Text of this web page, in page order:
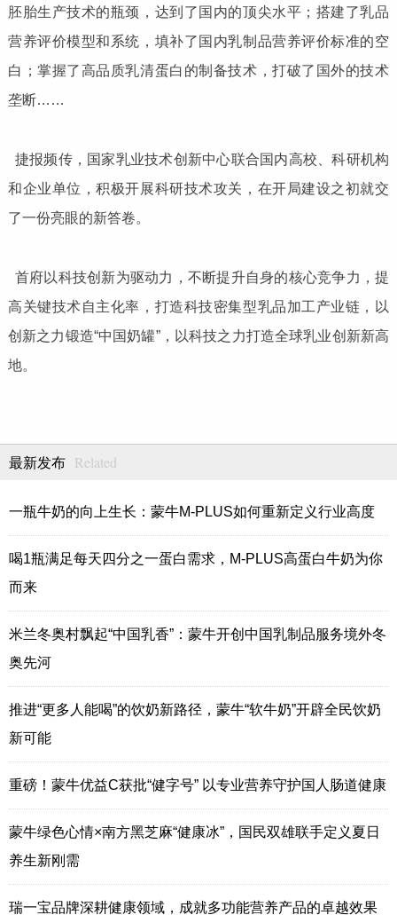
胚胎生产技术的瓶颈，达到了国内的顶尖水平；搭建了乳品
营养评价模型和系统，填补了国内乳制品营养评价标准的空
白；掌握了高品质乳清蛋白的制备技术，打破了国外的技术
垄断……
捷报频传，国家乳业技术创新中心联合国内高校、科研机构
和企业单位，积极开展科研技术攻关，在开局建设之初就交
了一份亮眼的新答卷。
首府以科技创新为驱动力，不断提升自身的核心竞争力，提
高关键技术自主化率，打造科技密集型乳品加工产业链，以
创新之力锻造“中国奶罐”，以科技之力打造全球乳业创新新高
地。
最新发布 Related
一瓶牛奶的向上生长：蒙牛M-PLUS如何重新定义行业高度
喝1瓶满足每天四分之一蛋白需求，M-PLUS高蛋白牛奶为你
而来
米兰冬奥村飘起“中国乳香”：蒙牛开创中国乳制品服务境外冬
奥先河
推进“更多人能喝”的饮奶新路径，蒙牛“软牛奶”开辟全民饮奶
新可能
重磅！蒙牛优益C获批“健字号” 以专业营养守护国人肠道健康
蒙牛绿色心情×南方黑芝麻“健康冰”，国民双雄联手定义夏日
养生新刚需
瑞一宝品牌深耕健康领域，成就多功能营养产品的卓越效果